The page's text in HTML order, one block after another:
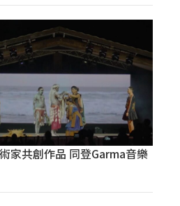
家共創作品 同登Garma音樂